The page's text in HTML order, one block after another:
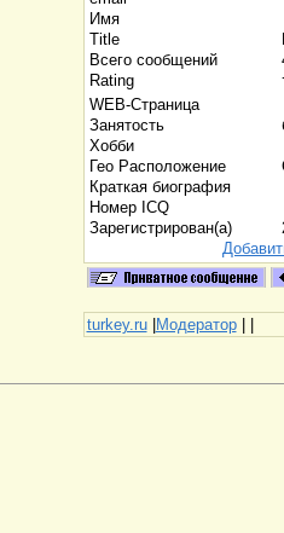
Имя
Title
Всего сообщений
Rating
WEB-Страница
Занятость
Хобби
Гео Расположение
Краткая биография
Номер ICQ
Зарегистрирован(а)
turkey.ru|Модератор| |